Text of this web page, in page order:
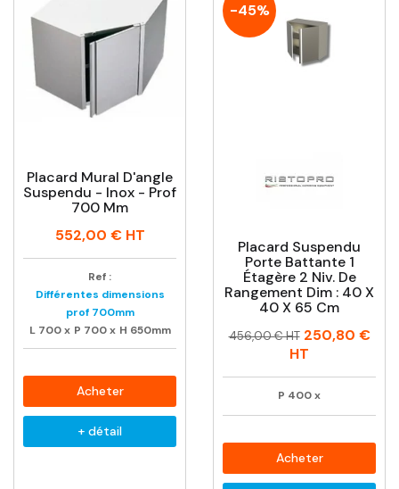
Placard Mural D'angle
Suspendu - Inox - Prof
700 Mm
Prix
552,00 €HT
Ref :
Différentes dimensions
prof 700mm
L 700 x P 700 x H 650mm
Acheter
+ détail
-45%
Placard Suspendu
Porte Battante 1
Étagère 2 Niv. De
Rangement Dim : 40 X
40 X 65 Cm
Prix
Prix
456,00 € HT 250,80 €
HT
P 400x
Acheter